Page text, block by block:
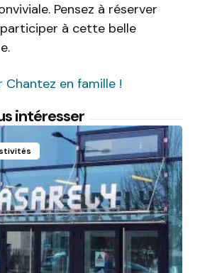
Pensez à réserver
à cette belle
Chantez en famille !
intéresser